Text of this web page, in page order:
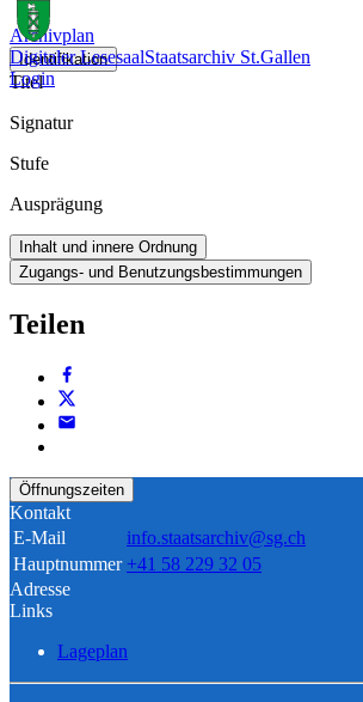
Digitaler LesesaalStaatsarchiv St.Gallen
Login
Archivplan
Identifikation
Titel
Signatur
Stufe
Ausprägung
Inhalt und innere Ordnung
Zugangs- und Benutzungsbestimmungen
Teilen
Öffnungszeiten
Kontakt
E-Mail
info.staatsarchiv@sg.ch
Hauptnummer +41 58 229 32 05
Adresse
Links
Lageplan